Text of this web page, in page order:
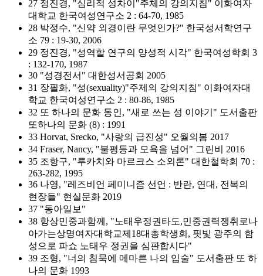
27 정진경, "심리적 성차이"주체의 강의지침" 이화여자
대학교 한국여성연구소 2 : 64-70, 1985
28 박정수, "신약 외경이란 무엇인가?" 한국성서학연구
소 79 : 19-30, 2006
29 정진경, "성역할 연구의 양성적 시각" 한국여성학회 3
: 132-170, 1987
30 "성경전서" 대한성서공회 2005
31 장필화, "성(sexuality)"주제의 강의지침" 이화여자대
학교 한국여성연구소 2 : 80-86, 1985
32 또 하나의 문화 동인, "새로 쓰는 성 이야기" 도서출판
또하나의 문화 (8) : 1991
33 Horvat, Srecko, "사랑의 급진성" 오월의봄 2017
34 Fraser, Nancy, "불평등과 모욕을 넘어" 그린비 2016
35 조항구, "루카치와 마르크스 소외론" 대한철학회 70 :
263-282, 1995
36 나영, "레즈비언 페미니즘 선언 : 반란, 연대, 전복의
현장들" 현실문화 2019
37 "동아일보"
38 항상민중과함께, "노태우정권타도,민중권력쟁취로나
아가는상명여자대학교제18대총학생회, 핏빛 광주의 함
성으로 파쇼 노태우 정권을 심판합시다"
39 조형, "너의 침묵에 메마른 나의 입술" 도서출판 또 하
나의 문화 1993